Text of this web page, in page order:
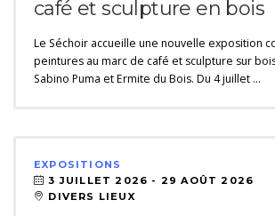
café et sculpture en bois
Le Séchoir accueille une nouvelle exposition
peintures au marc de café et sculpture sur
Sabino Puma et Ermite du Bois. Du 4 juillet …
EXPOSITIONS
3 JUILLET 2026 - 29 AOÛT 2026
DIVERS LIEUX